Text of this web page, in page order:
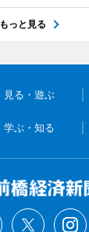
もっと見る
見る・遊ぶ
学ぶ・知る